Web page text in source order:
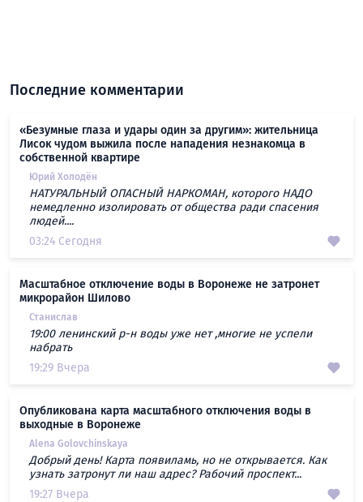
Последние комментарии
«Безумные глаза и удары один за другим»: жительница
Лисок чудом выжила после нападения незнакомца в
собственной квартире
Юрий Холодён
НАТУРАЛЬНЫЙ ОПАСНЫЙ НАРКОМАН, которого НАДО
немедленно изолировать от общества ради спасения
людей....
03:24 Сегодня
Масштабное отключение воды в Воронеже не затронет
микрорайон Шилово
Станислав
19:00 ленинский р-н воды уже нет ,многие не успели
набрать
19:29 Вчера
Опубликована карта масштабного отключения воды в
выходные в Воронеже
Alena Golovchinskaya
Добрый день! Карта появиламь, но не открывается. Как
узнать затронут ли наш адрес? Рабочий проспект...
19:27 Вчера